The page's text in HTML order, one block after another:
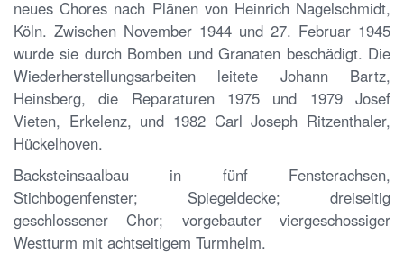
neues Chores nach Plänen von Heinrich Nagelschmidt,
Köln. Zwischen November 1944 und 27. Februar 1945
wurde sie durch Bomben und Granaten beschädigt. Die
Wiederherstellungsarbeiten leitete Johann Bartz,
Heinsberg, die Reparaturen 1975 und 1979 Josef
Vieten, Erkelenz, und 1982 Carl Joseph Ritzenthaler,
Hückelhoven.
Backsteinsaalbau in fünf Fensterachsen,
Stichbogenfenster; Spiegeldecke; dreiseitig
geschlossener Chor; vorgebauter viergeschossiger
Westturm mit achtseitigem Turmhelm.